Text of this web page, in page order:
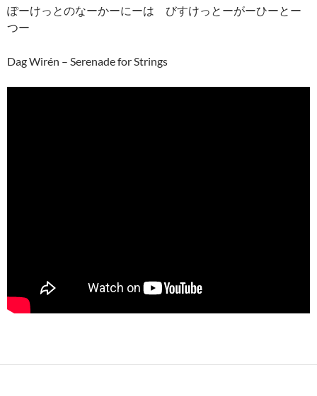
ぽーけっとのなーかーにーは びすけっとーがーひーとー
つー
Dag Wirén – Serenade for Strings